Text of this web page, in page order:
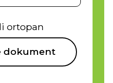
ortopan
dokument